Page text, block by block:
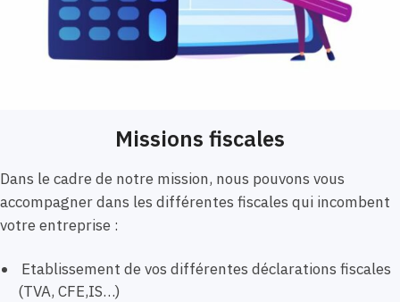
Missions fiscales
Dans le cadre de notre mission, nous pouvons vous
accompagner dans les différentes fiscales qui incombent
votre entreprise :
Etablissement de vos différentes déclarations fiscales
(TVA, CFE,IS…)